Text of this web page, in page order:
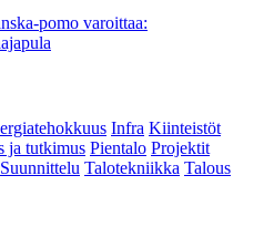
pomo varoittaa:
Infra Kiinteistöt
ja tutkimus Pientalo Projektit
Suunnittelu Talotekniikka Talous